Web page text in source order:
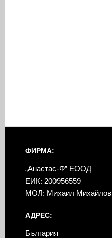
ФИРМА:
„Анастас-Ф” ЕООД
ЕИК: 200956559
МОЛ: Михаил Михайлов
АДРЕС:
България